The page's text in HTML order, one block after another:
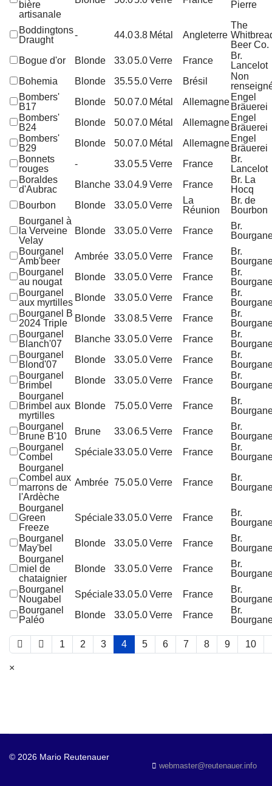
bière
artisanale
Pierre
Boddingtons
Draught
- 44.03.8 Métal Angleterre
The
Beer Co.
Bogue d'or
Blonde 33.05.0Verre France
Br.
Lancelot
Bohemia
Blonde 35.55.0Verre Brésil
Non
Bombers'
B17
Blonde 50.07.0 Métal Allemagne Engel
Bräuerei
Bombers'
B24
Blonde 50.07.0 Métal Allemagne Engel
Bräuerei
Bombers'
B29
Blonde 50.07.0 Métal Allemagne Engel
Bräuerei
Bonnets
rouges
- 33.05.5Verre France
Br.
Lancelot
Boraldes
d'Aubrac
Blanche 33.04.9Verre France
Br. La
Hocq
Bourbon
Blonde 33.05.0Verre
La
Réunion
Br. de
Bourbon
Bourganel à
la Verveine
Velay
Blonde 33.05.0Verre France
Br.
Bourganel
Amb'beer
Ambrée 33.05.0Verre France
Br.
Bourganel
au nougat
Blonde 33.05.0Verre France
Br.
Bourganel
aux myrtilles Blonde 33.05.0Verre France
Br.
Bourganel B
2024 Triple
Blonde 33.08.5Verre France
Br.
Bourganel
Blanch'07
Blanche 33.05.0Verre France
Br.
Bourganel
Blond'07
Blonde 33.05.0Verre France
Br.
Bourganel
Brimbel
Blonde 33.05.0Verre France
Br.
Bourganel
Brimbel aux
myrtilles
Blonde 75.05.0Verre France
Br.
Bourganel
Brune B'10
Brune 33.06.5Verre France
Br.
Bourganel
Combel
Spéciale33.05.0Verre France
Br.
Bourganel
Combel aux
marrons de
l'Ardèche
Ambrée 75.05.0Verre France
Br.
Bourganel
Green
Freeze
Spéciale33.05.0Verre France
Br.
Bourganel
May'bel
Blonde 33.05.0Verre France
Br.
Bourganel
miel de
chataignier
Blonde 33.05.0Verre France
Br.
Bourganel
Nougabel
Spéciale33.05.0Verre France
Br.
Bourganel
Paléo
Blonde 33.05.0Verre France
Br.
1 2 3 4 5 6 7 8 9 10
×
© 2026 Mario Reutenauer
webmaster@reutenauer.info